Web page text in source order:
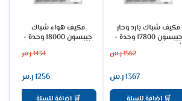
مكيف شباك بارد وحار
جيبسون 17800 وحدة -
أبيض GWAC18HFA02
1562ر.س
1367ر.س
🛒 إضافة للسلة
مكيف هواء شباك
جيبسون 18000 وحدة -
1434ر.س
1256ر.س
🛒 إضافة للسلة